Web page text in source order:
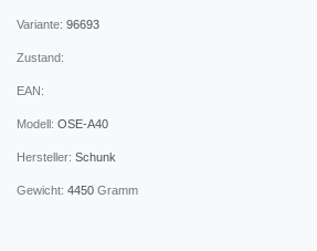
Variante: 96693
Zustand:
EAN:
Modell: OSE-A40
Hersteller: Schunk
Gewicht: 4450 Gramm